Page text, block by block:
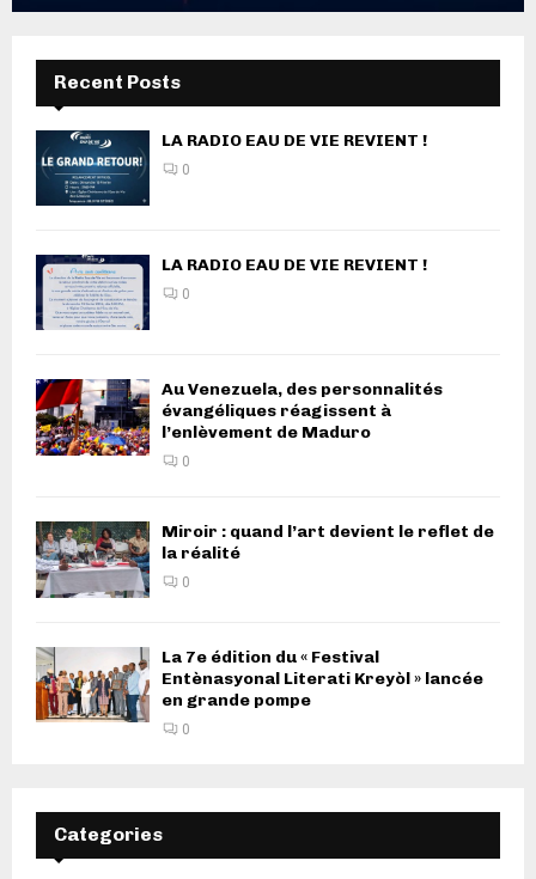
Recent Posts
LA RADIO EAU DE VIE REVIENT !
0
LA RADIO EAU DE VIE REVIENT !
0
Au Venezuela, des personnalités
évangéliques réagissent à
l’enlèvement de Maduro
0
Miroir : quand l’art devient le reflet de
la réalité
0
La 7e édition du « Festival
Entènasyonal Literati Kreyòl » lancée
en grande pompe
0
Categories